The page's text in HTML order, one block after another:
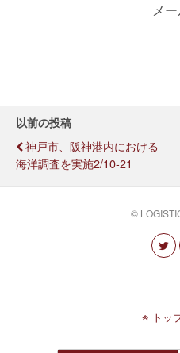
メ
以前の投稿
神戸市、阪神港内における
海洋調査を実施2/10-21
©
トッ